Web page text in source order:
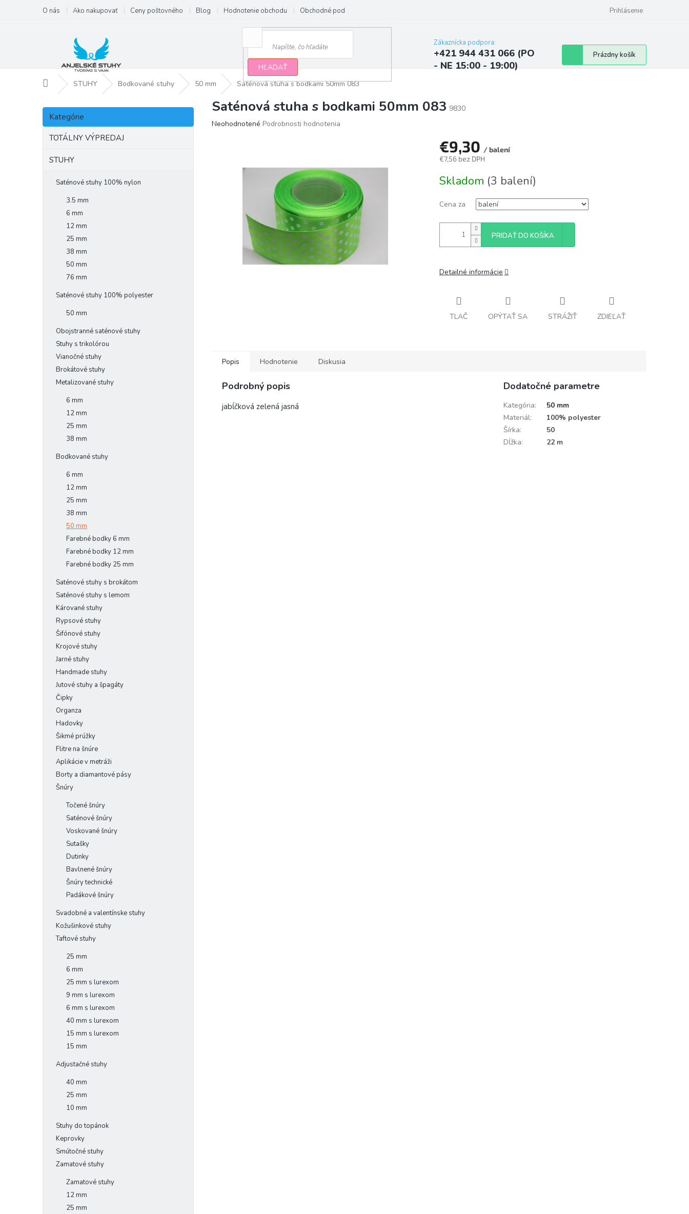
obsah
O nás Ako nakupovať Ceny poštovného Blog Hodnotenie obchodu Obchodné podmienky Najčastejšie otázky a odpovede
Prihlásenie
HĽADAŤ
Zákaznícka podpora:
+421 944 431 066 (PO
- NE 15:00 - 19:00)
Nákupný
košík
Prázdny košík
DomovSTUHY Bodkované stuhy 50 mm Saténová stuha s bodkami 50mm 083
B
č
Preskočiť
kategórie
Kategórie
TOTÁLNY VÝPREDAJ
STUHY
Saténové stuhy 100% nylon
3.5 mm
6 mm
12 mm
25 mm
38 mm
50 mm
76 mm
Saténové stuhy 100% polyester
50 mm
Obojstranné saténové stuhy
Stuhy s trikolórou
Vianočné stuhy
Brokátové stuhy
Metalizované stuhy
6 mm
12 mm
25 mm
38 mm
Bodkované stuhy
6 mm
12 mm
25 mm
38 mm
50 mm
Farebné bodky 6 mm
Farebné bodky 12 mm
Farebné bodky 25 mm
Saténové stuhy s brokátom
Saténové stuhy s lemom
Kárované stuhy
Rypsové stuhy
Šifónové stuhy
Krojové stuhy
Jarné stuhy
Handmade stuhy
Jutové stuhy a špagáty
Čipky
Organza
Hadovky
Šikmé prúžky
Flitre na šnúre
Aplikácie v metráži
Borty a diamantové pásy
Šnúry
Točené šnúry
Saténové šnúry
Voskované šnúry
Sutašky
Dutinky
Bavlnené šnúry
Šnúry technické
Padákové šnúry
Svadobné a valentínske stuhy
Kožušinkové stuhy
Taftové stuhy
25 mm
6 mm
25 mm s lurexom
9 mm s lurexom
6 mm s lurexom
40 mm s lurexom
15 mm s lurexom
15 mm
Adjustačné stuhy
40 mm
25 mm
10 mm
Stuhy do topánok
Keprovky
Smútočné stuhy
Zamatové stuhy
Zamatové stuhy
12 mm
25 mm
Saténová stuha s bodkami 50mm 083 9830
Priemerné
Neohodnotené Podrobnosti hodnotenia
€9,30 / balení
€7,56 bez DPH
cena:
Skladom (3 balení)
Cena za
PRIDAŤ DO KOŠÍKA
Detailné informácie
TLAČ OPÝTAŤ SA STRÁŽIŤ ZDIEĽAŤ
Popis Hodnotenie Diskusia
Podrobný popis
jabĺčková zelená jasná
Dodatočné parametre
Kategória:
50 mm
Materiál:
100% polyester
Šírka:
50
Dĺžka: 22 m